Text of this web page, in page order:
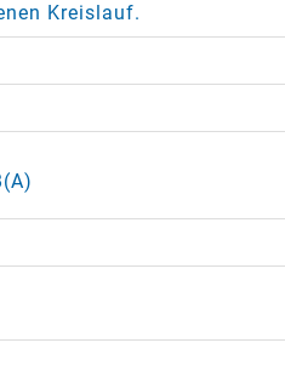
Kreislauf.